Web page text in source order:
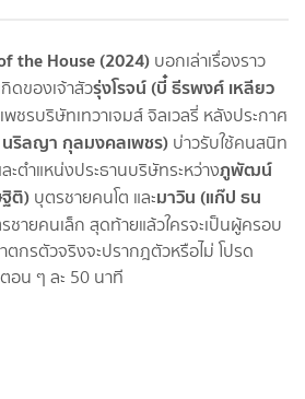
the House (2024) บอกเล่าเรื่องราว
ดของเจ้าสัวรุ่งโรจน์ (บี๋ ธีรพงศ์ เหลียว
พชรบริษัทเทวาเจมส์ จิลเวลรี่ หลังประกาศ
ริลญา กุลมงคลเพชร) บ่าวรับใช้คนสนิท
ตำแหน่งประธานบริษัทระหว่างภูพัฒน์
ติ) บุตรชายคนโต และมาวิน (แก๊ป ธน
ชายคนเล็ก สุดท้ายแล้วใครจะเป็นผู้ครอบ
กรตัวจริงจะปรากฎตัวหรือไม่ โปรด
น ๆ ละ 50 นาที